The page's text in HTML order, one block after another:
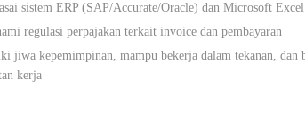
sistem ERP (SAP/Accurate/Oracle) dan Microsoft
regulasi perpajakan terkait invoice dan pembayaran
jiwa kepemimpinan, mampu bekerja dalam tekanan, dan
kerja